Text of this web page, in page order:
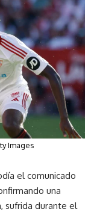
Images
el comunicado
una
sufrida durante el